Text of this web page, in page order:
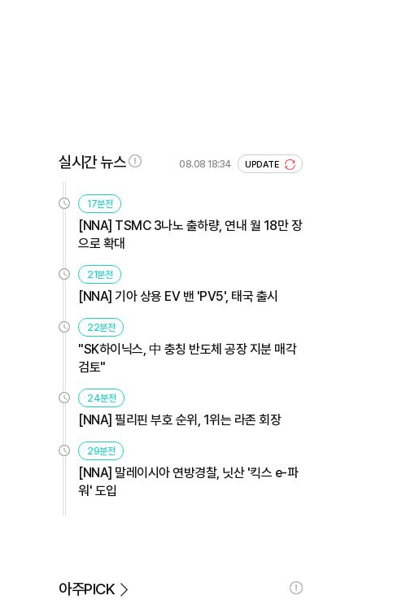
실시간 뉴스 08.08 18:34 UPDATE
17분전
[NNA] TSMC 3나노 출하량, 연내 월 18만 장
으로 확대
21분전
[NNA] 기아 상용 EV 밴 'PV5', 태국 출시
22분전
"SK하이닉스, 中 충칭 반도체 공장 지분 매각
검토"
24분전
[NNA] 필리핀 부호 순위, 1위는 라존 회장
29분전
[NNA] 말레이시아 연방경찰, 닛산 '킥스 e-파
워' 도입
아주PICK